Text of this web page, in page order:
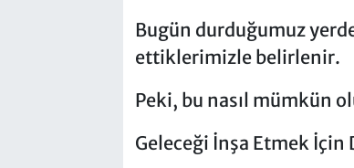
Bugün durduğumuz
ettiklerimizle belirlenir.
Peki, bu nasıl mümkün
Geleceği İnşa Etmek İçin